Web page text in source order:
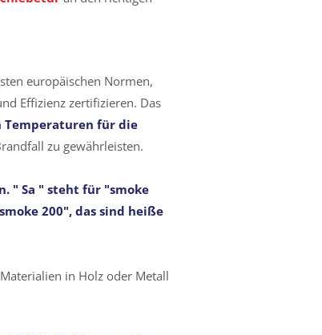
europäischen Normen,
Effizienz zertifizieren. Das
Temperaturen für die
zu gewährleisten.
" Sa " steht für "smoke
200", das sind heiße
in Holz oder Metall